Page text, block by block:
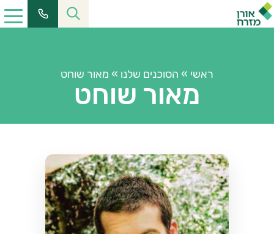
ראשי » הסוכנים שלנו » מאור שוחט
מאור שוחט